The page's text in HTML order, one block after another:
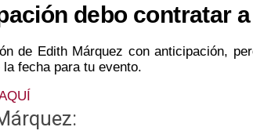
debo contratar
de Edith Márquez con anticipación,
fecha para tu evento.